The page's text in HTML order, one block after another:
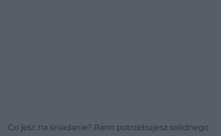
Co jeść na śniadanie? Rano potrzebujesz solidnego